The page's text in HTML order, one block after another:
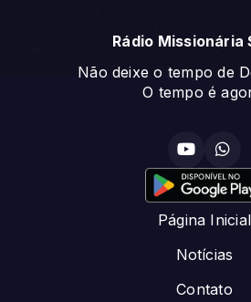
Rádio Missionária
Não deixe o tempo de
O tempo é
Página Inicial
Notícias
Contato